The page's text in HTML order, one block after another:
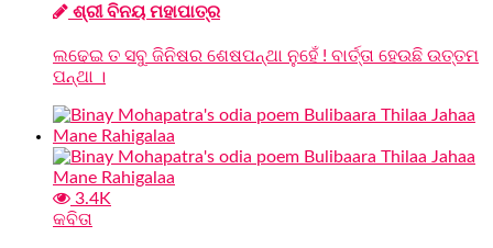
ଶ୍ରୀ ବିନୟ ମହାପାତ୍ର
ଲଢେଇ ତ ସବୁ ଜିନିଷର ଶେଷପନ୍ଥା ନୁହେଁ ! ବାର୍ତ୍ତା ହେଉଛି ଉତ୍ତମ
ପନ୍ଥା ।
3.4K
କବିତା